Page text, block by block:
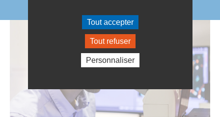
Tout accepter
Tout refuser
Personnaliser